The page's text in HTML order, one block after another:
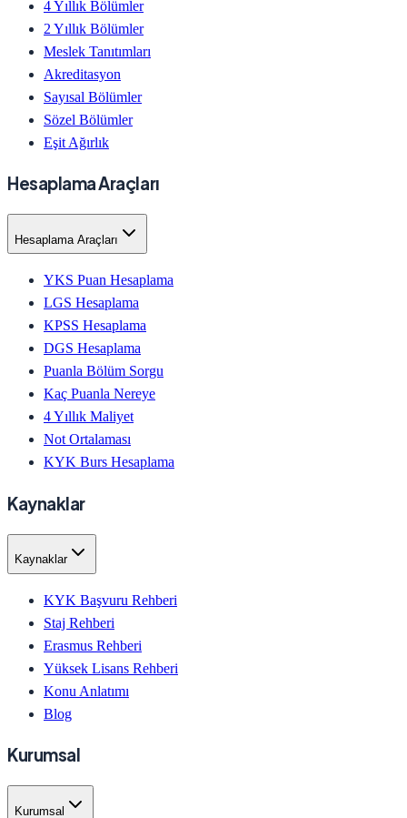
4 Yıllık Bölümler
2 Yıllık Bölümler
Meslek Tanıtımları
Akreditasyon
Sayısal Bölümler
Sözel Bölümler
Eşit Ağırlık
Hesaplama Araçları
Hesaplama Araçları
YKS Puan Hesaplama
LGS Hesaplama
KPSS Hesaplama
DGS Hesaplama
Puanla Bölüm Sorgu
Kaç Puanla Nereye
4 Yıllık Maliyet
Not Ortalaması
KYK Burs Hesaplama
Kaynaklar
Kaynaklar
KYK Başvuru Rehberi
Staj Rehberi
Erasmus Rehberi
Yüksek Lisans Rehberi
Konu Anlatımı
Blog
Kurumsal
Kurumsal